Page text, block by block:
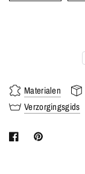
Materialen
Verzorgingsgids